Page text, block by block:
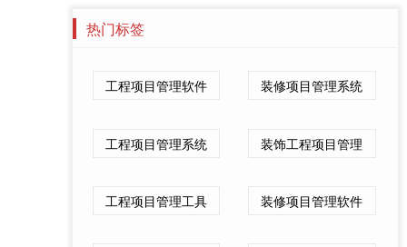
热门标签
工程项目管理软件 装修项目管理系统
工程项目管理系统 装饰工程项目管理
工程项目管理工具 装修项目管理软件